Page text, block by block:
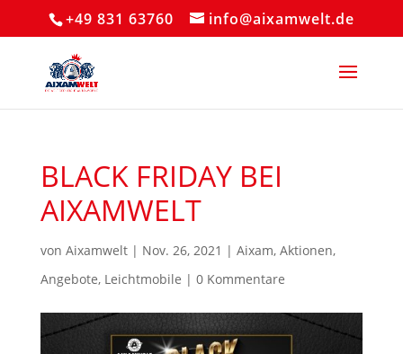
+49 831 63760 info@aixamwelt.de
BLACK FRIDAY BEI
AIXAMWELT
von Aixamwelt| Nov. 26, 2021 | Aixam, Aktionen,
Angebote, Leichtmobile | 0 Kommentare